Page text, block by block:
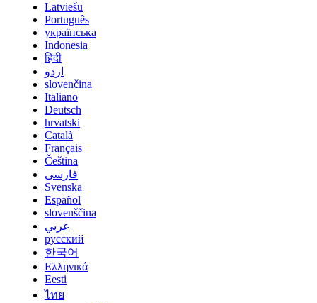
Latviešu
Português
українська
Indonesia
हिंदी
اردو
slovenčina
Italiano
Deutsch
hrvatski
Català
Français
Čeština
فارسی
Svenska
Español
slovenščina
عربي
русский
한국어
Ελληνικά
Eesti
ไทย